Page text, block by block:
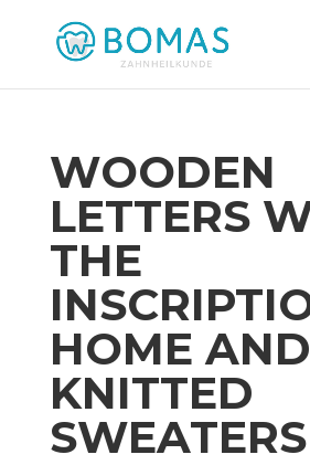
WOODEN
LETTERS
THE
HOME AND
KNITTED
SWEATERS